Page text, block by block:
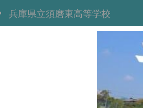
兵庫県立須磨東高等学校